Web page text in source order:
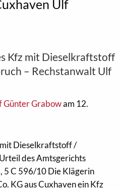
Ulf
Kfz mit Dieselkraftstoff
– Rechstanwalt Ulf
Günter Grabowam 12.
Dieselkraftstoff /
des Amtsgerichts
5 C 596/10 Die Klägerin
KG aus Cuxhaven ein Kfz